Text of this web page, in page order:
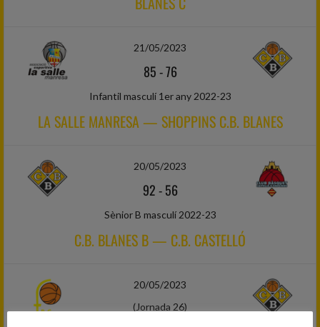
21/05/2023
85-76
Infantil masculí 1er any 2022-23
LA SALLE MANRESA — SHOPPINS C.B. BLANES
20/05/2023
92-56
Sènior B masculí 2022-23
C.B. BLANES B — C.B. CASTELLÓ
20/05/2023
(Jornada 26)